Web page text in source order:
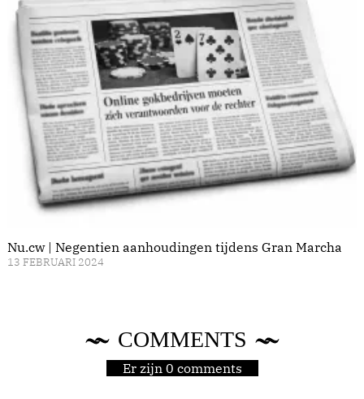
Nu.cw | Negentien aanhoudingen tijdens Gran Marcha
13 FEBRUARI 2024
COMMENTS
Er zijn 0 comments